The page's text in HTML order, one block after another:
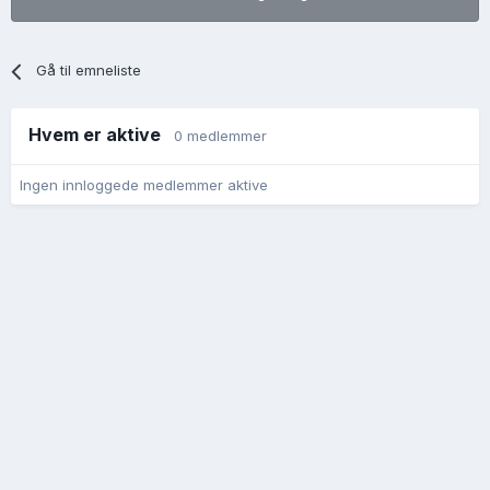
Gå til emneliste
Hvem er aktive 0 medlemmer
Ingen innloggede medlemmer aktive